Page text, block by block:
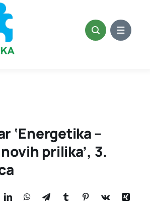
‘Energetika –
prilika’, 3.